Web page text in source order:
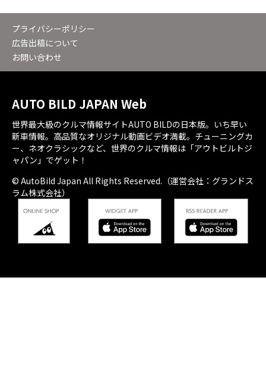
プライバシーポリシー
広告出稿について
お問い合わせ
AUTO BILD JAPAN Web
世界最大級のクルマ情報サイトAUTO BILDの日本版。いち早い
新車情報。高品質なオリジナル動画ビデオ満載。チューニングカ
ー、ネオクラシックなど、世界のクルマ情報は「アウトビルトジ
ャパン」でゲット！
© AutoBild Japan All Rights Reserved.（運営会社：グランドス
ラム株式会社）